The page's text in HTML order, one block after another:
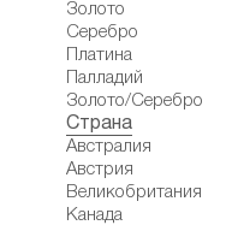
Золото
Серебро
Платина
Палладий
Золото/Серебро
Страна
Австралия
Австрия
Великобритания
Канада